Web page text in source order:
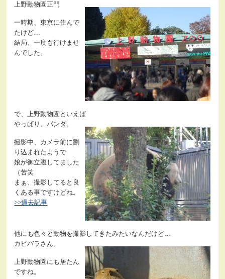
上野動物園正門
一時期、東京に住んで
たけど…
結局、一度も行けませ
んでした。
で、上野動物園といえば
やっぱり、パンダ。
撮影中、カメラ前に割
り込まれたようで
娘が御立腹してました
（苦笑
まぁ、撮影してると良
くある事ですけどね。
>>過去記事
他にも色々と動物を撮影してきたみたいなんだけど…
カピバラさん。
上野動物園にも居たん
ですね。